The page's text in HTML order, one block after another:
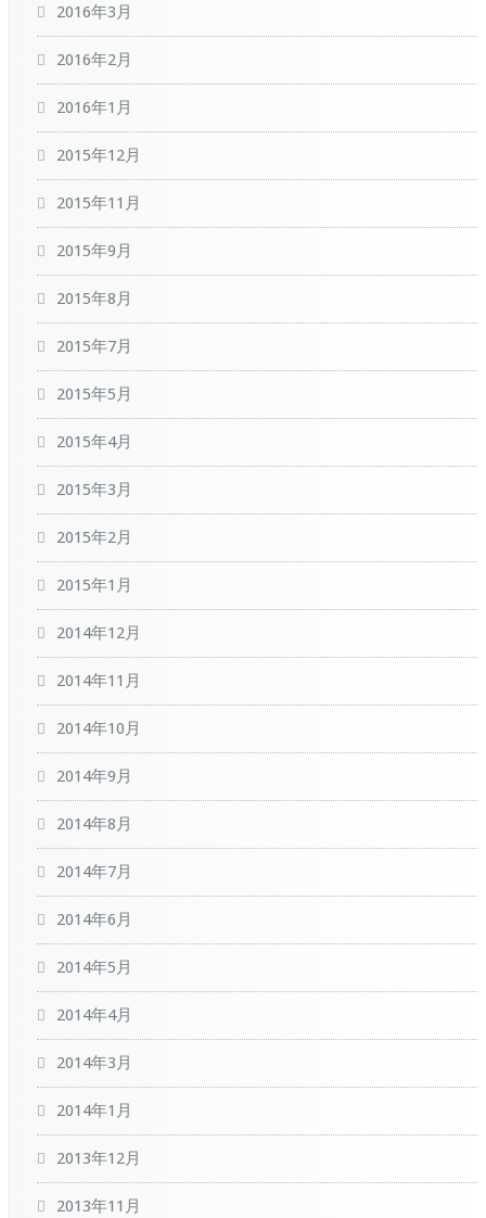
2016年3月
2016年2月
2016年1月
2015年12月
2015年11月
2015年9月
2015年8月
2015年7月
2015年5月
2015年4月
2015年3月
2015年2月
2015年1月
2014年12月
2014年11月
2014年10月
2014年9月
2014年8月
2014年7月
2014年6月
2014年5月
2014年4月
2014年3月
2014年1月
2013年12月
2013年11月